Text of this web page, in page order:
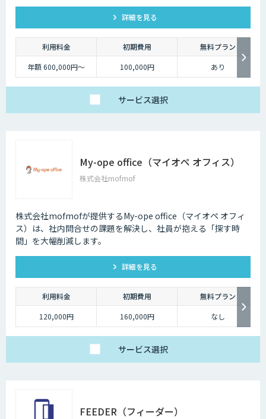
詳細を見る
利用料金 初期費用
無料プラン
年額 600,000円～
100,000円 あり
サービス選択
My-ope office（マイオペ オフィス）
株式会社mofmof
株式会社mofmofが提供するMy-ope office（マイオペ オフィ
ス）は、社内問合せの課題を解決し、社員が抱える「探す時
間」を大幅削減します。
詳細を見る
利用料金 初期費用
無料プラン
120,000円
160,000円 なし
サービス選択
FEEDER（フィーダー）